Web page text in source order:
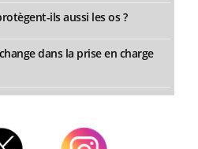
ils aussi les os ?
dans la prise en charge